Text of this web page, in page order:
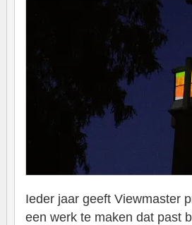
Ieder jaar geeft Viewmaster
een werk te maken dat past